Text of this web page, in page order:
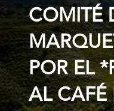
COMITÉ
POR EL
AL